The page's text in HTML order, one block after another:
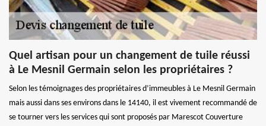
Quel artisan pour un changement de tuile réussi
à Le Mesnil Germain selon les propriétaires ?
Selon les témoignages des propriétaires d’immeubles à Le Mesnil Germain
mais aussi dans ses environs dans le 14140, il est vivement recommandé de
se tourner vers les services qui sont proposés par Marescot Couverture